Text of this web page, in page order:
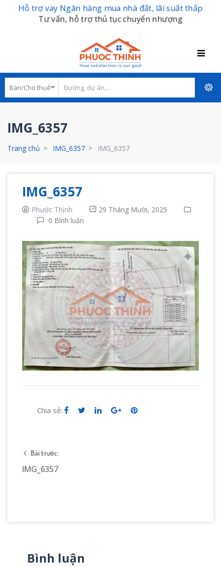
Hỗ trợ vay Ngân hàng mua nhà đất, lãi suất thấp
Tư vấn, hỗ trợ thủ tục chuyển nhượng
IMG_6357
Trang chủ IMG_6357 IMG_6357
IMG_6357
Phước Thịnh
29 Tháng Mười, 2025
0 Bình luận
Chia sẻ:
Bài trước:
IMG_6357
Bình luận